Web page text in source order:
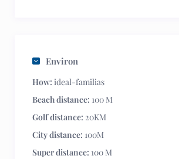
Environ
How: ideal-familias
Beach distance: 100 M
Golf distance: 20KM
City distance: 100M
Super distance: 100 M